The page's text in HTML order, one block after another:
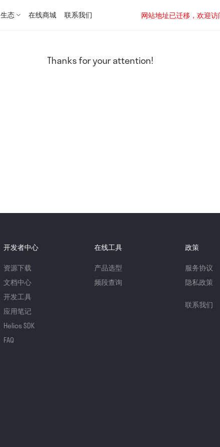
生态 在线商城 联系我们
网站地址已迁移，欢迎
Thanks for your attention!
开发者中心
资源下载
文档中心
开发工具
应用笔记
Helios SDK
FAQ
在线工具
产品选型
频段查询
政策
服务协议
隐私政策
联系我们